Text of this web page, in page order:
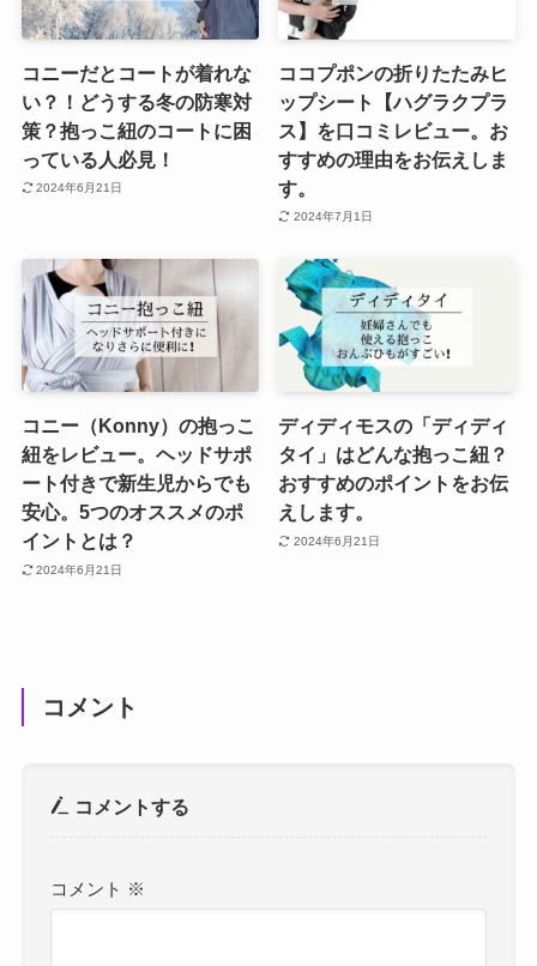
コニーだとコートが着れな
い？！どうする冬の防寒対
策？抱っこ紐のコートに困
っている人必見！
2024年6月21日
ココプポンの折りたたみヒ
ップシート【ハグラクプラ
ス】を口コミレビュー。お
すすめの理由をお伝えしま
す。
2024年7月1日
コニー（Konny）の抱っこ
紐をレビュー。ヘッドサポ
ート付きで新生児からでも
安心。5つのオススメのポ
イントとは？
2024年6月21日
ディディモスの「ディディ
タイ」はどんな抱っこ紐？
おすすめのポイントをお伝
えします。
2024年6月21日
コメント
コメントする
コメント ※